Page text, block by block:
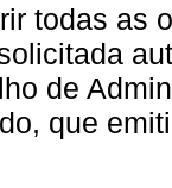
todas as
de
que